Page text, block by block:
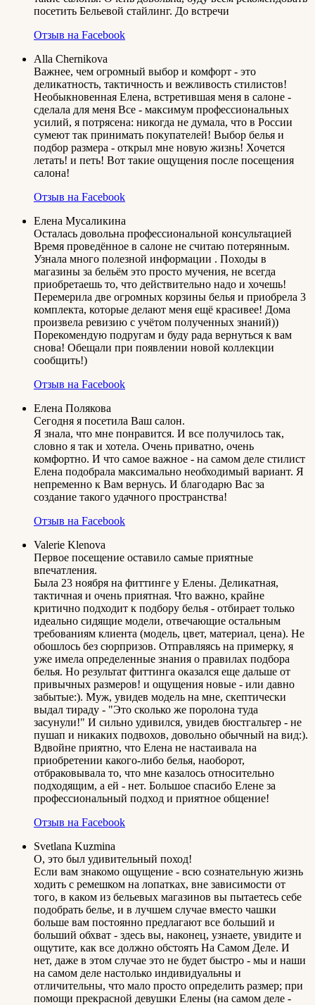
посетить Бельевой стайлинг. До встречи
Отзыв на Facebook
Alla Chernikova
Важнее, чем огромный выбор и комфорт - это
деликатность, тактичность и вежливость стилистов!
Необыкновенная Елена, встретившая меня в салоне -
сделала для меня Все - максимум профессиональных
усилий, я потрясена: никогда не думала, что в России
сумеют так принимать покупателей! Выбор белья и
подбор размера - открыл мне новую жизнь! Хочется
летать! и петь! Вот такие ощущения после посещения
салона!
Отзыв на Facebook
Елена Мусаликина
Осталась довольна профессиональной консультацией
Время проведённое в салоне не считаю потерянным.
Узнала много полезной информации . Походы в
магазины за бельём это просто мучения, не всегда
приобретаешь то, что действительно надо и хочешь!
Перемерила две огромных корзины белья и приобрела 3
комплекта, которые делают меня ещё красивее! Дома
произвела ревизию с учётом полученных знаний))
Порекомендую подругам и буду рада вернуться к вам
снова! Обещали при появлении новой коллекции
сообщить!)
Отзыв на Facebook
Елена Полякова
Сегодня я посетила Ваш салон.
Я знала, что мне понравится. И все получилось так,
словно я так и хотела. Очень приватно, очень
комфортно. И что самое важное - на самом деле стилист
Елена подобрала максимально необходимый вариант. Я
непременно к Вам вернусь. И благодарю Вас за
создание такого удачного пространства!
Отзыв на Facebook
Valerie Klenova
Первое посещение оставило самые приятные
впечатления.
Была 23 ноября на фиттинге у Елены. Деликатная,
тактичная и очень приятная. Что важно, крайне
критично подходит к подбору белья - отбирает только
идеально сидящие модели, отвечающие остальным
требованиям клиента (модель, цвет, материал, цена). Не
обошлось без сюрпризов. Отправляясь на примерку, я
уже имела определенные знания о правилах подбора
белья. Но результат фиттинга оказался еще дальше от
привычных размеров! и ощущения новые - или давно
забытые:). Муж, увидев модель на мне, скептически
выдал тираду - "Это сколько же поролона туда
засунули!" И сильно удивился, увидев бюстгальтер - не
пушап и никаких подвохов, довольно обычный на вид:).
Вдвойне приятно, что Елена не настаивала на
приобретении какого-либо белья, наоборот,
отбраковывала то, что мне казалось относительно
подходящим, а ей - нет. Большое спасибо Елене за
профессиональный подход и приятное общение!
Отзыв на Facebook
Svetlana Kuzmina
О, это был удивительный поход!
Если вам знакомо ощущение - всю сознательную жизнь
ходить с ремешком на лопатках, вне зависимости от
того, в каком из бельевых магазинов вы пытаетесь себе
подобрать белье, и в лучшем случае вместо чашки
больше вам постоянно предлагают все больший и
больший обхват - здесь вы, наконец, узнаете, увидите и
ощутите, как все должно обстоять На Самом Деле. И
нет, даже в этом случае это не будет быстро - мы и наши
на самом деле настолько индивидуальны и
отличительны, что мало просто определить размер; при
помощи прекрасной девушки Елены (на самом деле -